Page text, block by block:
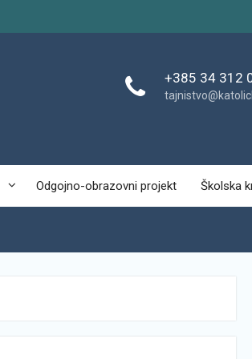
+385 34 312
Odgojno-obrazovni projekt Školska